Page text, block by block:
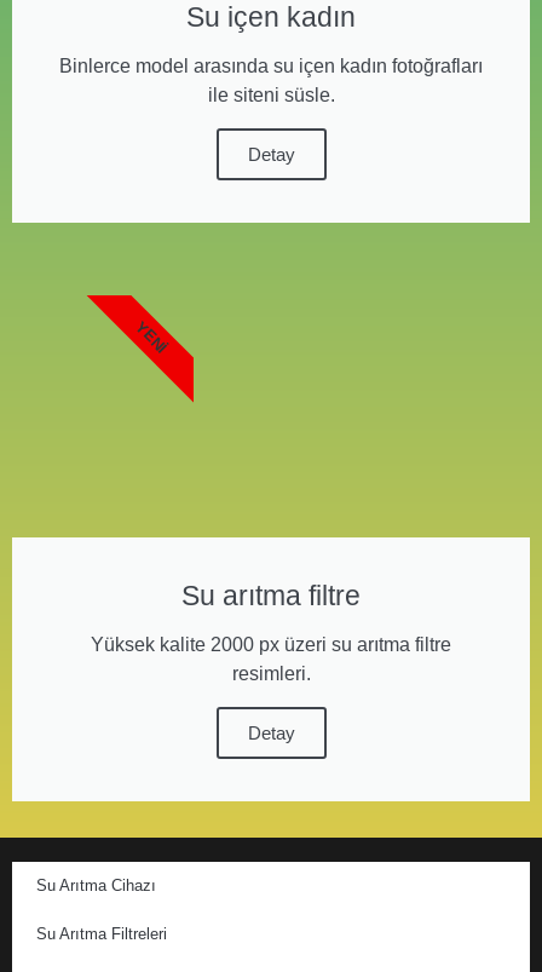
Su içen kadın
Binlerce model arasında su içen kadın fotoğrafları
ile siteni süsle.
Detay
Su arıtma filtre
Yüksek kalite 2000 px üzeri su arıtma filtre
resimleri.
Detay
YENI
Su Arıtma Cihazı
Su Arıtma Filtreleri